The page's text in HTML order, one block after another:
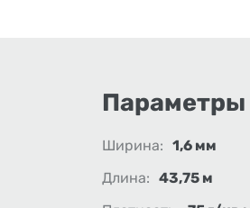
Параметры
Ширина: 1,6 мм
Длина: 43,75 м